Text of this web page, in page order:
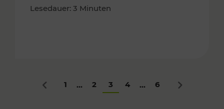
Lesedauer: 3 Minuten
Zurück
1 ... 2 3 4 ... 6 Nächstes